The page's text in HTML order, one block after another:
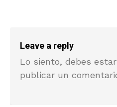
Leave a reply
Lo siento, debes estar
publicar un